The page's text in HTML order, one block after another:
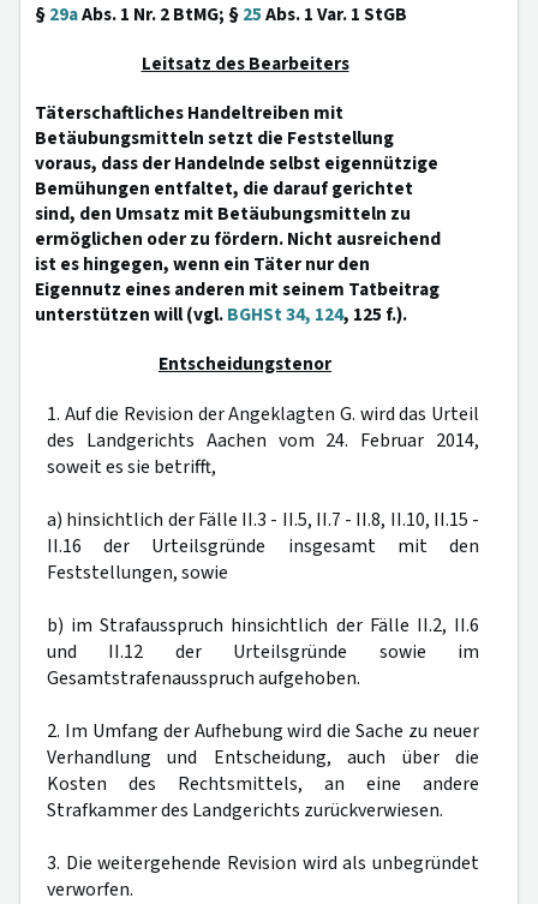
§29aAbs. 1 Nr. 2 BtMG; §25Abs. 1 Var. 1 StGB
Leitsatz des Bearbeiters
Täterschaftliches Handeltreiben mit
Betäubungsmitteln setzt die Feststellung
voraus, dass der Handelnde selbst eigennützige
Bemühungen entfaltet, die darauf gerichtet
sind, den Umsatz mit Betäubungsmitteln zu
ermöglichen oder zu fördern. Nicht ausreichend
ist es hingegen, wenn ein Täter nur den
Eigennutz eines anderen mit seinem Tatbeitrag
unterstützen will (vgl.BGHSt 34, 124, 125 f.).
Entscheidungstenor
1. Auf die Revision der Angeklagten G. wird das Urteil
des Landgerichts Aachen vom 24. Februar 2014,
soweit es sie betrifft,
a) hinsichtlich der Fälle II.3 - II.5, II.7 - II.8, II.10, II.15 -
II.16 der Urteilsgründe insgesamt mit den
Feststellungen, sowie
b) im Strafausspruch hinsichtlich der Fälle II.2, II.6
und II.12 der Urteilsgründe sowie im
Gesamtstrafenausspruch aufgehoben.
2. Im Umfang der Aufhebung wird die Sache zu neuer
Verhandlung und Entscheidung, auch über die
Kosten des Rechtsmittels, an eine andere
Strafkammer des Landgerichts zurückverwiesen.
3. Die weitergehende Revision wird als unbegründet
verworfen.